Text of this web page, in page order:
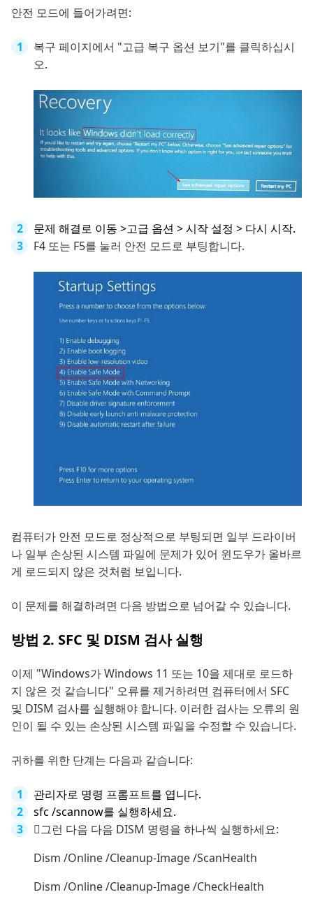
안전 모드에 들어가려면:
복구 페이지에서 "고급 복구 옵션 보기"를 클릭하십시
오.
문제 해결로 이동 >고급 옵션 > 시작 설정 > 다시 시작.
F4 또는 F5를 눌러 안전 모드로 부팅합니다.
컴퓨터가 안전 모드로 정상적으로 부팅되면 일부 드라이버
나 일부 손상된 시스템 파일에 문제가 있어 윈도우가 올바르
게 로드되지 않은 것처럼 보입니다.
이 문제를 해결하려면 다음 방법으로 넘어갈 수 있습니다.
방법 2. SFC 및 DISM 검사 실행
이제 "Windows가 Windows 11 또는 10을 제대로 로드하
지 않은 것 같습니다" 오류를 제거하려면 컴퓨터에서 SFC
및 DISM 검사를 실행해야 합니다. 이러한 검사는 오류의 원
인이 될 수 있는 손상된 시스템 파일을 수정할 수 있습니다.
귀하를 위한 단계는 다음과 같습니다:
관리자로 명령 프롬프트를 엽니다.
sfc /scannow를 실행하세요.
그런 다음 다음 DISM 명령을 하나씩 실행하세요:
Dism /Online /Cleanup-Image /ScanHealth
Dism /Online /Cleanup-Image /CheckHealth